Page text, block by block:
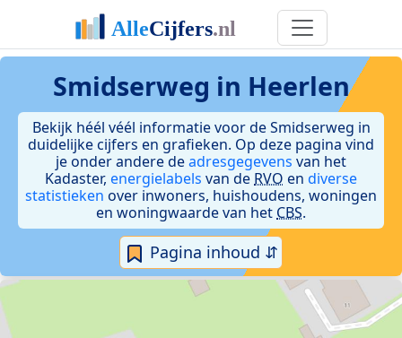
Smidserweg in Heerlen
Bekijk héél véél informatie voor de Smidserweg in
duidelijke cijfers en grafieken. Op deze pagina vind
je onder andere deadresgegevens van het
Kadaster, energielabels van de RVO en diverse
statistieken over inwoners, huishoudens, woningen
en woningwaarde van het CBS.
Pagina inhoud ⇵